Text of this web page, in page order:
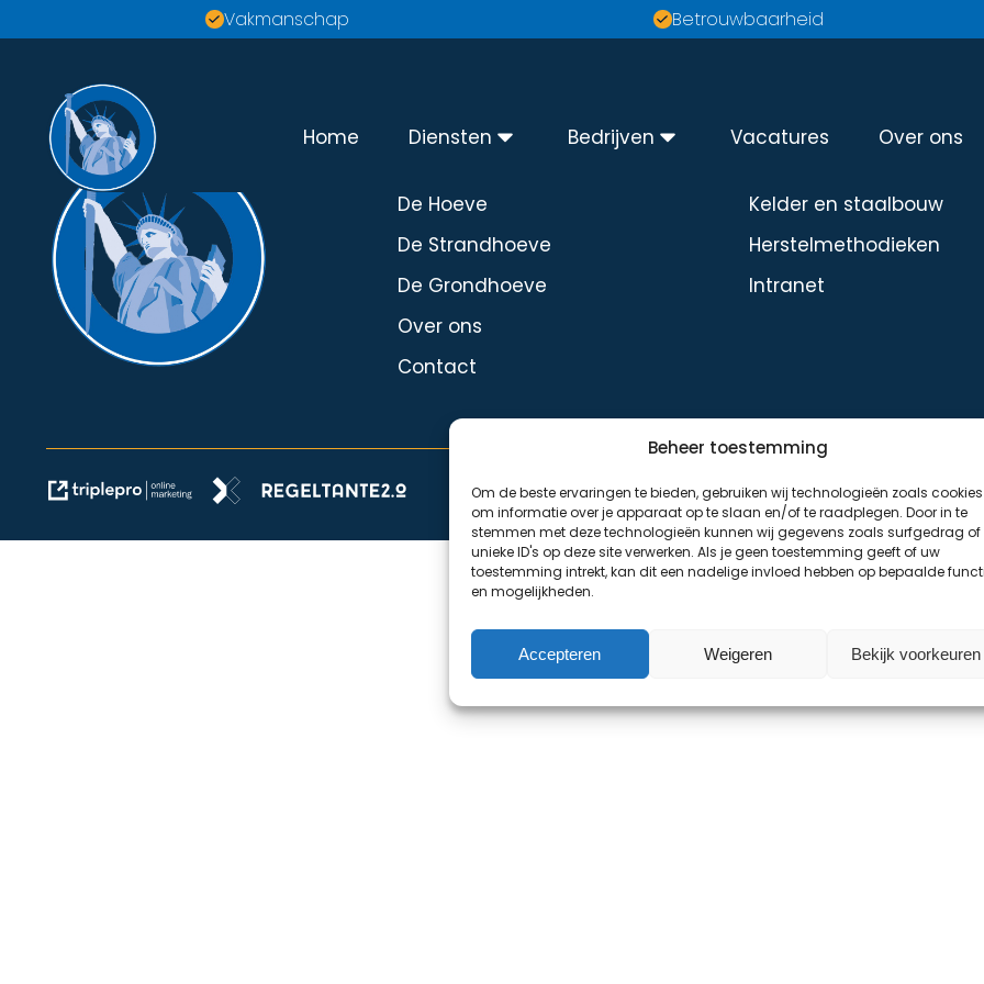
Beheer toestemming
Om de beste ervaringen te bieden, gebruiken wij technologieën zoals cookies
om informatie over je apparaat op te slaan en/of te raadplegen. Door in te
stemmen met deze technologieën kunnen wij gegevens zoals surfgedrag of
unieke ID's op deze site verwerken. Als je geen toestemming geeft of uw
toestemming intrekt, kan dit een nadelige invloed hebben op bepaalde
en mogelijkheden.
Accepteren Weigeren Bekijk voorkeuren
Vakmanschap Betrouwbaarheid
Home Diensten Bedrijven Vacatures Over ons
De Hoeve
De Strandhoeve
De Grondhoeve
Over ons
Contact
Kelder en staalbouw
Herstelmethodieken
Intranet